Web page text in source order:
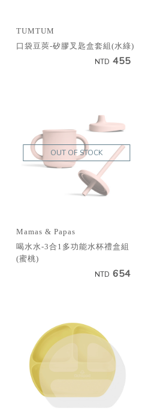
TUMTUM
口袋豆莢-矽膠叉匙盒套組(水綠)
NTD 455
OUT OF STOCK
Mamas & Papas
喝水水-3合1多功能水杯禮盒組
(蜜桃)
NTD 654